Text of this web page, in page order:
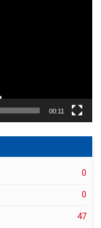
00:11
0
0
47